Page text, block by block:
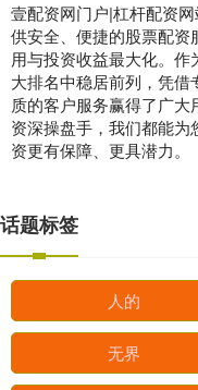
壹配资网门户|杠杆配资
供安全、便捷的股票配资
用与投资收益最大化。
大排名中稳居前列，凭
质的客户服务赢得了广
资深操盘手，我们都能
资更有保障、更具潜力。
话题标签
人的
无界